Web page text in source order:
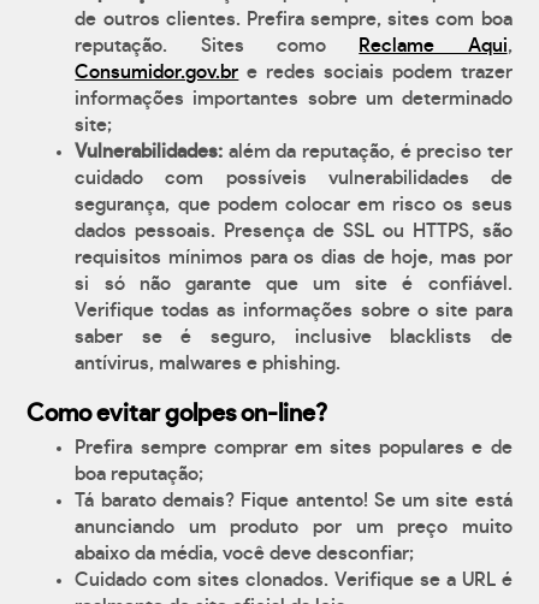
de outros clientes. Prefira sempre, sites com boa
reputação. Sites como
Reclame Aqui,
Consumidor.gov.br e redes sociais podem trazer
informações importantes sobre um determinado
site;
Vulnerabilidades: além da reputação, é preciso ter
cuidado com possíveis vulnerabilidades de
segurança, que podem colocar em risco os seus
dados pessoais. Presença de SSL ou HTTPS, são
requisitos mínimos para os dias de hoje, mas por
si só não garante que um site é confiável.
Verifique todas as informações sobre o site para
saber se é seguro, inclusive blacklists de
antívirus, malwares e phishing.
Como evitar golpes on-line?
Prefira sempre comprar em sites populares e de
boa reputação;
Tá barato demais? Fique antento! Se um site está
anunciando um produto por um preço muito
abaixo da média, você deve desconfiar;
Cuidado com sites clonados. Verifique se a URL é